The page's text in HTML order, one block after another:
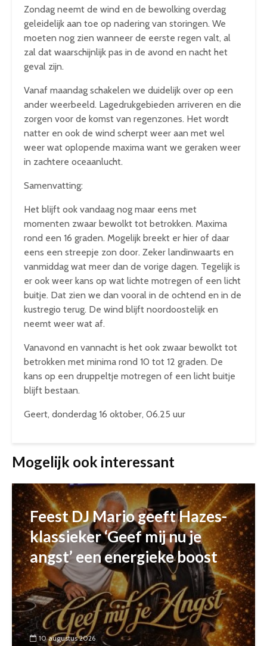
Zondag neemt de wind en de bewolking overdag
geleidelijk aan toe op nadering van storingen. We
moeten nog zien wanneer de eerste regen valt, al
zal dat waarschijnlijk pas in de avond en nacht het
geval zijn.
Vanaf maandag schakelen we duidelijk over op een
ander weerbeeld. Lagedrukgebieden arriveren en die
zorgen voor de komst van regenzones. Het wordt
natter en ook de wind scherpt weer aan met wel
weer wat oplopende maxima want we geraken weer
in zachtere oceaanlucht.
Samenvatting:
Het blijft ook vandaag nog maar eens met
momenten zwaar bewolkt tot betrokken. Maxima
rond een 16 graden. Mogelijk breekt er hier of daar
eens een streepje zon door. Zeker landinwaarts en
vanmiddag wat meer dan de vorige dagen. Tegelijk is
er ook weer kans op wat lichte motregen of een licht
buitje. Dat zien we dan vooral in de ochtend en in de
kustregio terug. De wind blijft noordoostelijk en
neemt weer wat af.
Vanavond en vannacht is het ook zwaar bewolkt tot
betrokken met minima rond 10 tot 12 graden. De
kans op een druppeltje motregen of een licht buitje
blijft bestaan.
Geert, donderdag 16 oktober, 06.25 uur
Mogelijk ook interessant
Feest DJ Mario geeft Hazes-
klassieker ‘Geef mij nu je
angst’ een energieke boost
10 augustus 2026